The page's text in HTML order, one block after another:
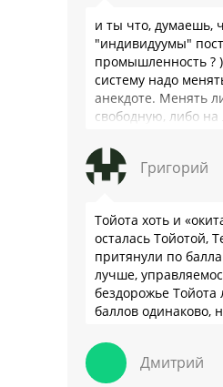
и ты что, думаешь,
"индивидуумы"
промышленность ?
систему надо
анекдоте. Менять
свободную, либо
Григорий
Тойота хоть и
осталась Тойотой,
притянули по
лучше,
бездорожье Тойота
баллов одинаково,
Дмитрий